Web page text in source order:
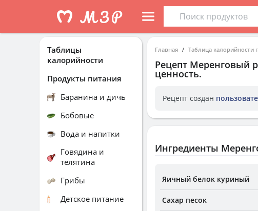
Главная Таблица калорийности
Рецепт Меренговый
ценность.
Рецепт создан
Ингредиенты
Яичный белок куриный
Сахар песок
Таблицы
калорийности
Продукты питания
Баранина и дичь
Бобовые
Вода и напитки
Говядина и
телятина
Грибы
Детское питание